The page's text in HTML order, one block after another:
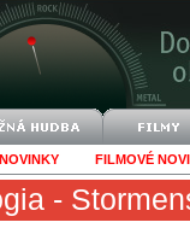
FILMOVÉ
-